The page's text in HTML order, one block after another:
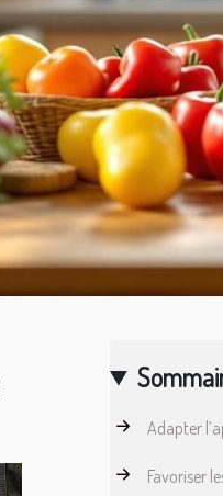
Adapter
Favoriser